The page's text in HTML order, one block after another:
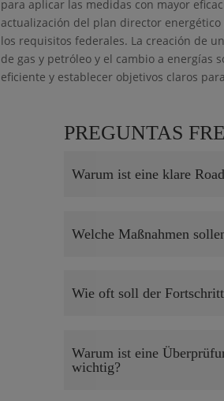
para aplicar las medidas con mayor
actualización del plan director
los requisitos federales. La creación de
de gas y petróleo y el cambio a energías
eficiente y establecer objetivos claros
PREGUNTAS
Warum ist eine klare
Welche Maßnahmen
Wie oft soll der
Warum ist eine
wichtig?